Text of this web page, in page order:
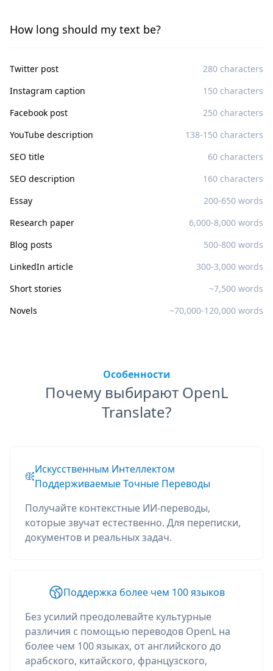
How long should my text be?
Twitter post
280 characters
Instagram caption
150 characters
Facebook post
250 characters
YouTube description
138-150 characters
SEO title
60 characters
SEO description
160 characters
Essay
200-650 words
Research paper
6,000-8,000 words
Blog posts
500-800 words
LinkedIn article
300-3,000 words
Short stories
~7,500 words
Novels
~70,000-120,000 words
Особенности
Почему выбирают OpenL
Translate?
Искусственным Интеллектом
Поддерживаемые Точные Переводы
Получайте контекстные ИИ-переводы,
которые звучат естественно. Для переписки,
документов и реальных задач.
Поддержка более чем 100 языков
Без усилий преодолевайте культурные
различия с помощью переводов OpenL на
более чем 100 языках, от английского до
арабского, китайского, французского,